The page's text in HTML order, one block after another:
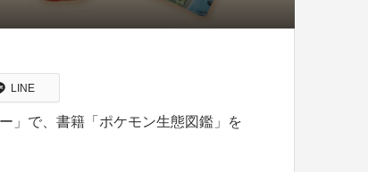
LINE
」で、書籍「ポケモン生態図鑑」を